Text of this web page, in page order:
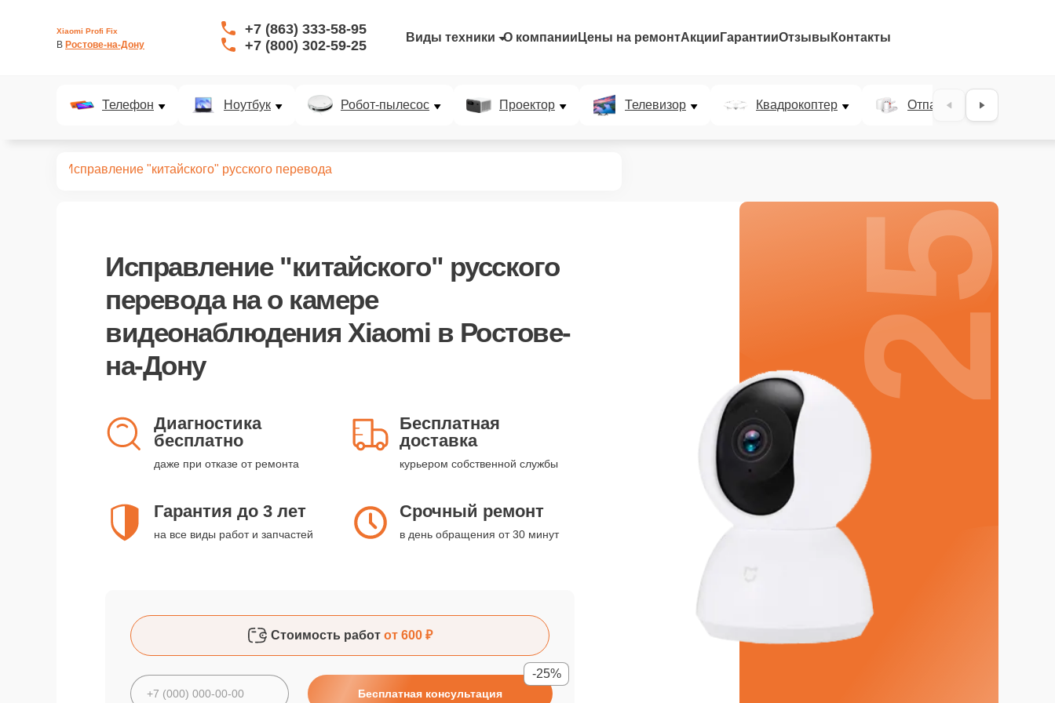
Xiaomi Profi Fix
В Ростове-на-Дону
+7 (863) 333-58-95
+7 (800) 302-59-25
Виды техники О компании Цены на ремонтАкции ГарантииОтзывы Контакты
Телефон Ноутбук Робот-пылесос Проектор Телевизор Квадрокоптер Отпариватель
Исправление "китайского" русского перевода
Исправление "китайского" русского
переводана о камере
видеонаблюдения Xiaomi в Ростове-
на-Дону
Диагностика
бесплатно
даже при отказе от ремонта
Бесплатная
доставка
курьером собственной службы
Гарантия до 3 лет
на все виды работ и запчастей
Срочный ремонт
в день обращения от 30 минут
Стоимость работ от 600 ₽
Бесплатная консультация
-25%
25%